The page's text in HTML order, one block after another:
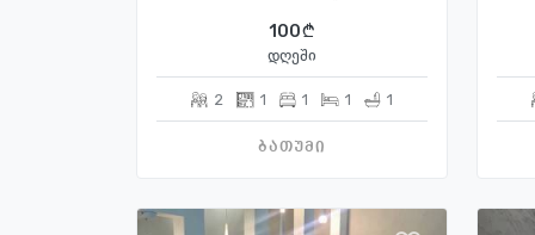
100
დღეში
2 1 1 1 1
ბათუმი